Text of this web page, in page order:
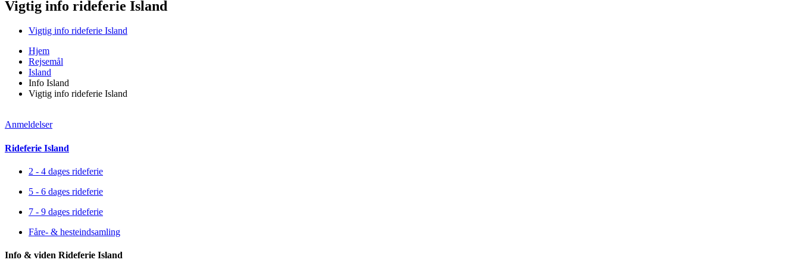
Vigtig info rideferie Island
Vigtig info rideferie Island
Hjem
Rejsemål
Island
Info Island
Vigtig info rideferie Island
Anmeldelser
Rideferie Island
2 - 4 dages rideferie
5 - 6 dages rideferie
7 - 9 dages rideferie
Fåre- & hesteindsamling
Info & viden Rideferie Island